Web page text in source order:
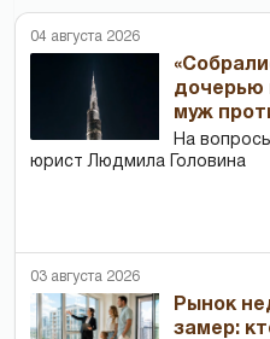
04 августа 2026
дочерью
муж
На
юрист Людмила Головина
03 августа 2026
Рынок
замер: